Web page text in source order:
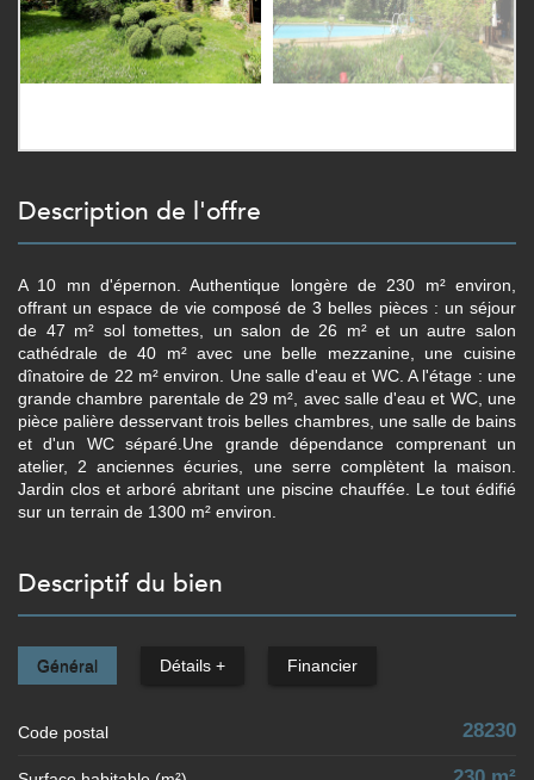
description de l'offre
A 10 mn d'épernon. Authentique longère de 230 m² environ,
offrant un espace de vie composé de 3 belles pièces : un séjour
de 47 m² sol tomettes, un salon de 26 m² et un autre salon
cathédrale de 40 m² avec une belle mezzanine, une cuisine
dînatoire de 22 m² environ. Une salle d'eau et WC. A l'étage : une
grande chambre parentale de 29 m², avec salle d'eau et WC, une
pièce palière desservant trois belles chambres, une salle de bains
et d'un WC séparé.Une grande dépendance comprenant un
atelier, 2 anciennes écuries, une serre complètent la maison.
Jardin clos et arboré abritant une piscine chauffée. Le tout édifié
sur un terrain de 1300 m² environ.
descriptif du bien
Général Détails + Financier
Code postal 28230